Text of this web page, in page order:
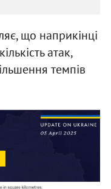
що наприкінці
атак,
темпів